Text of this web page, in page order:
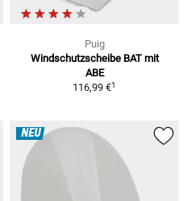
Puig
Windschutzscheibe BAT mit
ABE
116,99 €1
NEU